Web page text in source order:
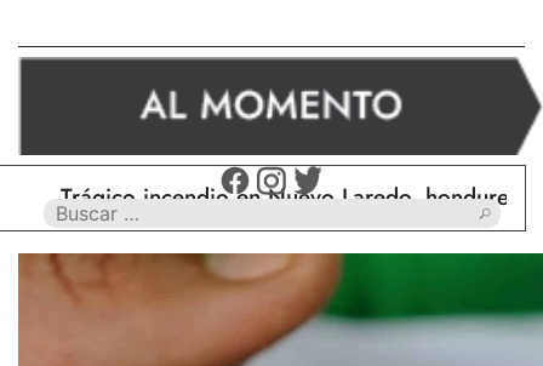
Trágico incendio en Nuevo Laredo, hondureño